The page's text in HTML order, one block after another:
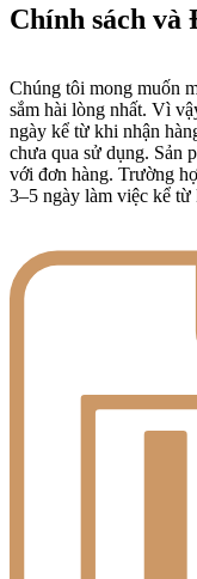
Chính sách và
Chúng tôi mong muốn
sắm hài lòng nhất. Vì
ngày kể từ khi nhận
chưa qua sử dụng. Sản
với đơn hàng. Trường
3–5 ngày làm việc kể từ